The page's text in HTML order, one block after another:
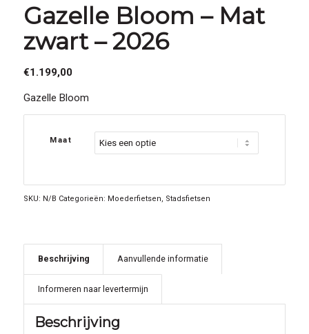
Gazelle Bloom – Mat
zwart – 2026
€1.199,00
Gazelle Bloom
Maat
SKU: N/B Categorieën: Moederfietsen, Stadsfietsen
Beschrijving Aanvullende informatie
Informeren naar levertermijn
Beschrijving